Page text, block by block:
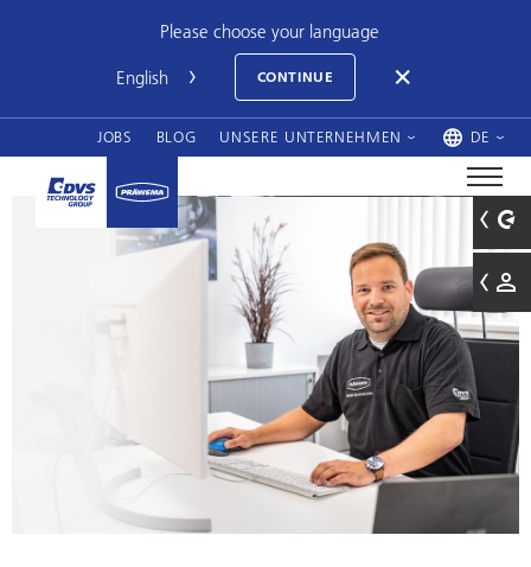
Please choose your language
CONTINUE
JOBS BLOG UNSERE UNTERNEHMEN DE